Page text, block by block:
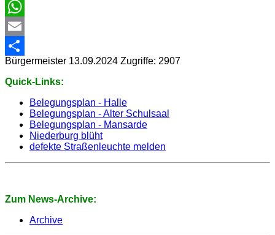
Facebook
WhatsApp
Email
Share
Bürgermeister 13.09.2024 Zugriffe: 2907
Quick-Links:
Belegungsplan - Halle
Belegungsplan - Alter Schulsaal
Belegungsplan - Mansarde
Niederburg blüht
defekte Straßenleuchte melden
Zum News-Archive:
Archive